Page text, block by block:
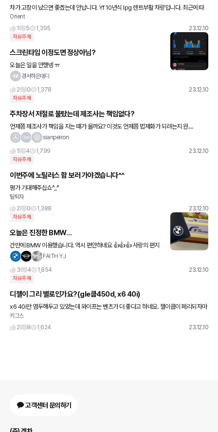
차가 고장이 났으면 좋겠는데 안납니다. Yf 10년식 lpg 렌트부활 차량입니다. 최근에 타
이어 갈고 썬팅도 하고 또 안드로이드 올인원을 달아놔서 인포테인먼트 시스템은 아주 좋
습니다. 하
Orient
1
5 1,395 23.12.10
자유주제
스크린타임 이정도면 정상아님?
오늘은 일을 안했넹 ㅠ
경서하은대디
2
0 1,378 23.12.10
자유주제
주차장서 저절로 불탔는데 제조사는 책임없다?
언제쯤 제조사가 책임을 지는 때가 올까요? 이것도 언제쯤 법제화가 되려는지 원....
sianpeiron
1
4 1,799 23.12.10
자유주제
이번주에 노틸러스 함 보러 가야겠습니다^^
평가 기대해주십쇼^_^
탈퇴자
2
0 1,388 23.12.10
자유주제
오늘은 진정한 BMW…
간만에 BMW 이용했습니다. 역시 편안하네요 👍👍👍 사랑의 편지
를 읽고 뭉클했네요. 착하고 성실하게 살겠습니다^^
FAITH YJ
3
4 1,854 23.12.10
자유주제
디젤이 그리 별로인가요?(gle쿱450d, x6 40i)
x6 40i만 염두해두고 있었는데 와이프는 벤츠가 더 좋다고 하네요. 젤이쿱이 페리되자마
자 할인도 엄청하네요 두개 걸리는게 디젤이라는점과 자율주행이 비엠이 더 낫다라는 건
데(개인적으론 디자인이나
키그스
2
8 1,624 23.12.10
고객센터 문의하기